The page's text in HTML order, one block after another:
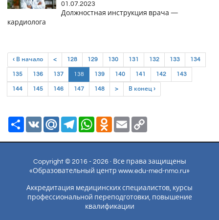
01.07.2023
Должностная инструкция врача —
кардиолога
‹ В начало < 128 129 130 131 132 133 134
135 136 137 138 (current)
139 140 141 142 143
144 145 146 147 148 > В конец ›
РесурсVK Mail.Ru TelegramWhatsAppOdnoklassniki
Email
Copyright © 2016 - 2026 · Все права защищены
«Образовательный центр www.edu-med-nmo.ru»
Аккредитация медицинских специалистов, курсы
профессиональной переподготовки, повышение
квалификации